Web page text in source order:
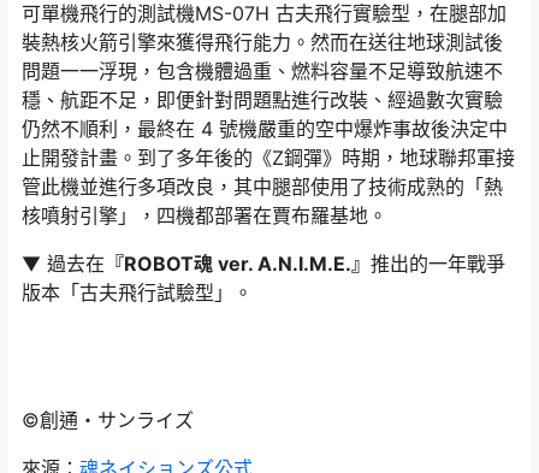
可單機飛行的測試機MS-07H 古夫飛行實驗型，在腿部加
裝熱核火箭引擎來獲得飛行能力。然而在送往地球測試後
問題一一浮現，包含機體過重、燃料容量不足導致航速不
穩、航距不足，即便針對問題點進行改裝、經過數次實驗
仍然不順利，最終在 4 號機嚴重的空中爆炸事故後決定中
止開發計畫。到了多年後的《Z鋼彈》時期，地球聯邦軍接
管此機並進行多項改良，其中腿部使用了技術成熟的「熱
核噴射引擎」，四機都部署在賈布羅基地。
▼ 過去在 『ROBOT魂 ver. A.N.I.M.E.』 推出的一年戰爭
版本「古夫飛行試驗型」。
©創通・サンライズ
來源： 魂ネイションズ公式